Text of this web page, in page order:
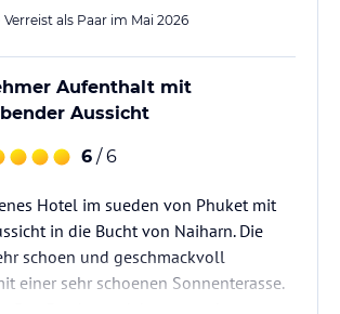
Verreist als Paar im Mai 2026
Aufenthalt mit
Aussicht
6 / 6
Hotel im sueden von Phuket mit
in die Bucht von Naiharn. Die
schoen und geschmackvoll
einer sehr schoenen Sonnenterasse.